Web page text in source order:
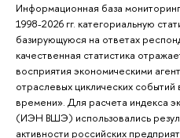
Информационная база
1998-2026 гг. категориальную
базирующуюся на ответах
качественная статистика
восприятия экономическими
отраслевых циклических
времени». Для расчета индекса
(ИЭН ВШЭ) использовались
активности российских